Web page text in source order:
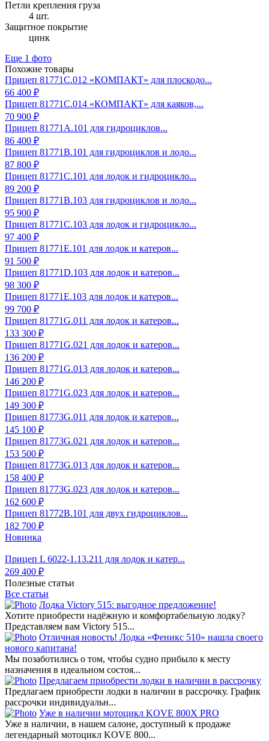
Петли крепления груза
4 шт.
Защитное покрытие
цинк
Еще 1 фото
Похожие товары
Прицеп 81771С.012 «КОМПАКТ» для плоскодо...
66 400 ₽
Прицеп 81771С.014 «КОМПАКТ» для каяков,...
70 900 ₽
Прицеп 81771А.101 для гидроциклов...
86 400 ₽
Прицеп 81771B.101 для гидроциклов и лодо...
87 800 ₽
Прицеп 81771C.101 для лодок и гидроцикло...
89 200 ₽
Прицеп 81771B.103 для гидроциклов и лодо...
95 900 ₽
Прицеп 81771C.103 для лодок и гидроцикло...
97 400 ₽
Прицеп 81771E.101 для лодок и катеров...
91 500 ₽
Прицеп 81771D.103 для лодок и катеров...
98 300 ₽
Прицеп 81771E.103 для лодок и катеров...
99 700 ₽
Прицеп 81771G.011 для лодок и катеров...
133 300 ₽
Прицеп 81771G.021 для лодок и катеров...
136 200 ₽
Прицеп 81771G.013 для лодок и катеров...
146 200 ₽
Прицеп 81771G.023 для лодок и катеров...
149 300 ₽
Прицеп 81773G.011 для лодок и катеров...
145 100 ₽
Прицеп 81773G.021 для лодок и катеров...
153 500 ₽
Прицеп 81773G.013 для лодок и катеров...
158 400 ₽
Прицеп 81773G.023 для лодок и катеров...
162 600 ₽
Прицеп 81772B.101 для двух гидроциклов...
182 700 ₽
Новинка
Прицеп L 6022-1.13.211 для лодок и катер...
269 400 ₽
Полезные статьи
Все статьи
Лодка Victory 515: выгодное предложение!
Хотите приобрести надёжную и комфортабельную лодку?
Представляем вам Victory 515...
Отличная новость! Лодка «Феникс 510» нашла своего
нового капитана!
Мы позаботились о том, чтобы судно прибыло к месту
назначения в идеальном состоя...
Предлагаем приобрести лодки в наличии в рассрочку
Предлагаем приобрести лодки в наличии в рассрочку. График
рассрочки индивидуальн...
Уже в наличии мотоцикл KOVE 800X PRO
Уже в наличии, в нашем салоне, доступный к продаже
легендарный мотоцикл KOVE 800...